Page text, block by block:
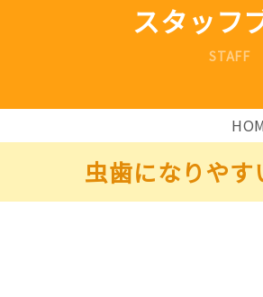
スタッフ
STAFF
虫歯になりやす